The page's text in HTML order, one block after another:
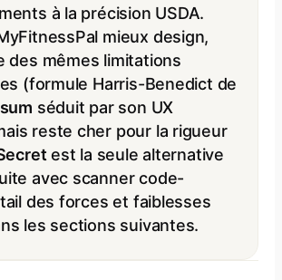
à la précision USDA.
mieux design,
des mêmes limitations
(formule Harris-Benedict de
séduit par son UX
reste cher pour la rigueur
est la seule alternative
avec scanner code-
des forces et faiblesses
les sections suivantes.